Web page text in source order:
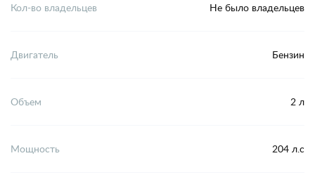
Кол-во владельцев Не было владельцев
Двигатель Бензин
Объем 2 л
Мощность 204 л.с